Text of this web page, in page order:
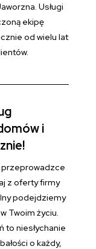
Usługi
ekipę
od wielu lat
i
przeprowadzce
z oferty firmy
podejdziemy
Twoim życiu.
to niesłychanie
o każdy,